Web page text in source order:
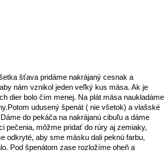
šťava pridáme nakrájaný cesnak a
nám vznikol jeden veľký kus mäsa. Ak je
dier bolo čím menej. Na plát mäsa naukladáme
udusený špenát ( nie všetok) a vlašské
do pekáča na nakrájanú cibuľu a dáme
pečenia, môžme pridať do rúry aj zemiaky,
odkryté, aby sme mäsku dali peknú farbu,
Pod špenátom zase rozložíme oheň a